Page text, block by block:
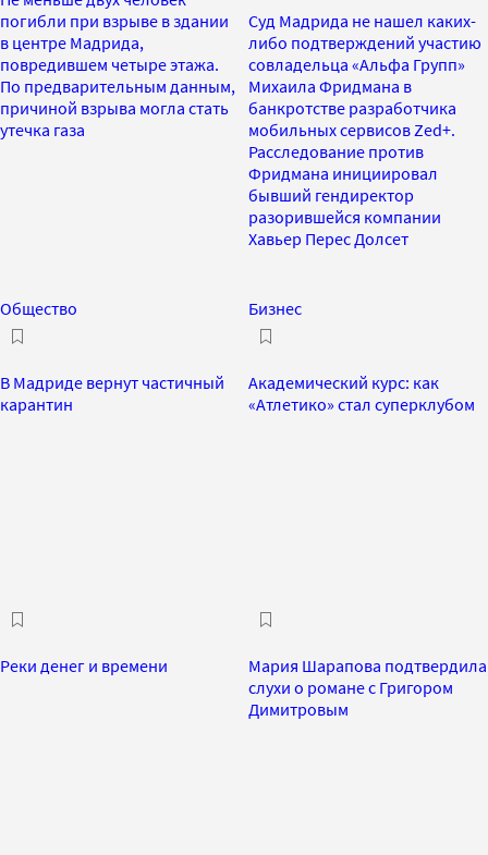
погибли при взрыве в здании
в центре Мадрида,
повредившем четыре этажа.
По предварительным данным,
причиной взрыва могла стать
утечка газа
Суд Мадрида не нашел каких-
либо подтверждений участию
совладельца «Альфа Групп»
Михаила Фридмана в
банкротстве разработчика
мобильных сервисов Zed+.
Расследование против
Фридмана инициировал
бывший гендиректор
разорившейся компании
Хавьер Перес Долсет
Общество
В Мадриде вернут частичный
карантин
Бизнес
Академический курс: как
«Атлетико» стал суперклубом
Реки денег и времени
Мария Шарапова подтвердила
слухи о романе с Григором
Димитровым